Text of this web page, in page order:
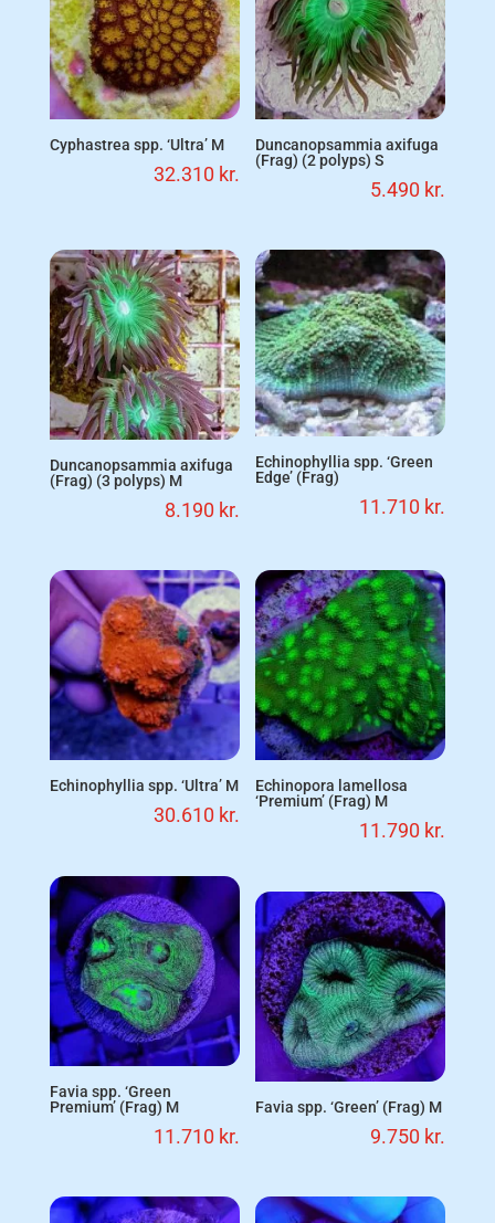
Cyphastrea spp. ‘Ultra’ M
32.310 kr.
Duncanopsammia axifuga
(Frag) (2 polyps) S
5.490 kr.
Duncanopsammia axifuga
(Frag) (3 polyps) M
8.190 kr.
Echinophyllia spp. ‘Green
Edge’ (Frag)
11.710 kr.
Echinophyllia spp. ‘Ultra’ M
30.610 kr.
Echinopora lamellosa
‘Premium’ (Frag) M
11.790 kr.
Favia spp. ‘Green
Premium’ (Frag) M
11.710 kr.
Favia spp. ‘Green’ (Frag) M
9.750 kr.